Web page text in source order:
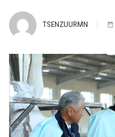
TSENZUURMN